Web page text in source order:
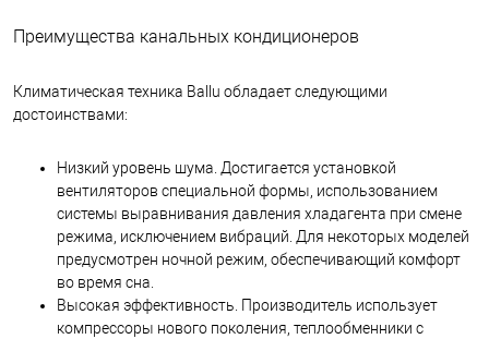
Преимущества канальных кондиционеров
Климатическая техника Ballu обладает следующими
достоинствами:
Низкий уровень шума. Достигается установкой
вентиляторов специальной формы, использованием
системы выравнивания давления хладагента при смене
режима, исключением вибраций. Для некоторых моделей
предусмотрен ночной режим, обеспечивающий комфорт
во время сна.
Высокая эффективность. Производитель использует
компрессоры нового поколения, теплообменники с